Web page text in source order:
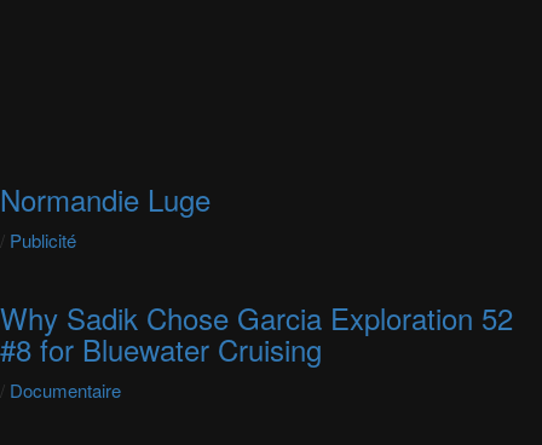
Normandie Luge
/ Publicité
Why Sadik Chose Garcia Exploration 52
#8 for Bluewater Cruising
/ Documentaire